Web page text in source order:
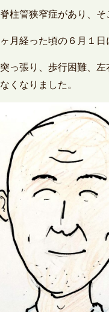
柱管狭窄症があり、
月経った頃の６月１日
っ張り、歩行困難、
くなりました。